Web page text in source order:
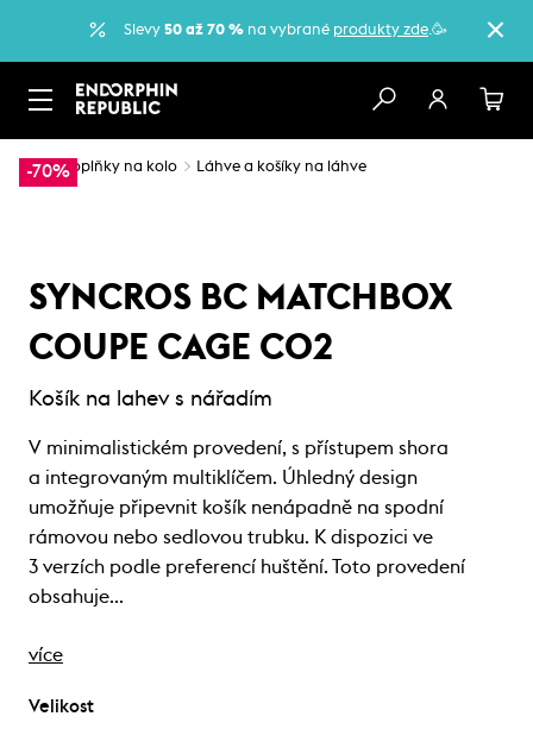
Slevy 50 až 70 % na vybrané produkty zde.🥳
-70%
… Doplňky na kolo Láhve a košíky na láhve
SYNCROS BC MATCHBOX
COUPE CAGE CO2
Košík na lahev s nářadím
V minimalistickém provedení, s přístupem shora
a integrovaným multiklíčem. Úhledný design
umožňuje připevnit košík nenápadně na spodní
rámovou nebo sedlovou trubku. K dispozici ve
3 verzích podle preferencí huštění. Toto provedení
obsahuje…
více
Velikost